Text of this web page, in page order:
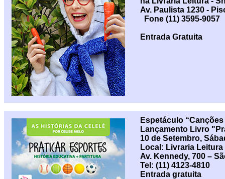
Av. Paulista 1230 -
Fone (11) 3595-9057
Entrada Gratuita
Espetáculo
Lançamento Livro
10 de Setembro,
Local: Livraria
Av. Kennedy, 700 –
Tel: (11) 4123-4810
Entrada gratuita